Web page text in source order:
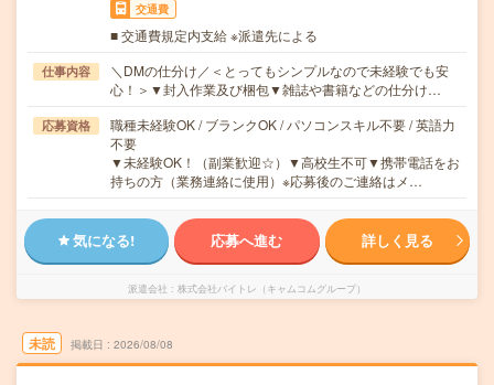
交通費
■ 交通費規定内支給 ※派遣先による
仕事内容
＼DMの仕分け／＜とってもシンプルなので未経験でも安
心！＞▼封入作業及び梱包▼雑誌や書籍などの仕分け…
応募資格
職種未経験OK / ブランクOK / パソコンスキル不要 / 英語力
不要
▼未経験OK！（副業歓迎☆）▼高校生不可▼携帯電話をお
持ちの方（業務連絡に使用）※応募後のご連絡はメ…
気になる! 応募へ進む 詳しく見る
派遣会社 株式会社バイトレ（キャムコムグループ）
未読 掲載日 2026/08/08